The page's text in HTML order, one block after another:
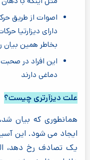
اصوات از طریق
دارای دیزارتیا
بخاطر همین
این افراد در
دماغی دارند
علت دیزآرتری چیست؟
همانطوری که بیان
ایجاد می شود. این
یک تصادف رخ دهد،